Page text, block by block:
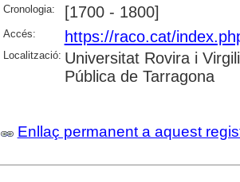
Cronologia: [1700 - 1800]
Accés: https://raco.cat/
Localització: Universitat Rovira i
Pública de Tarragona
Enllaç permanent a aquest